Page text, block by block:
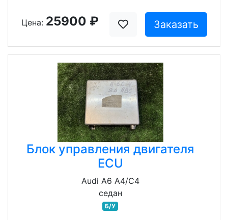
Цена: 25900 ₽ Заказать
Блок управления двигателя
ECU
Audi A6 A4/C4
седан
Б/У